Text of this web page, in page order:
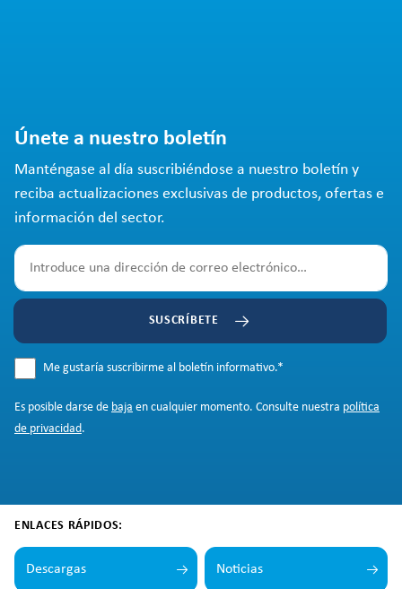
Únete a nuestro boletín
Manténgase al día suscribiéndose a nuestro boletín y
reciba actualizaciones exclusivas de productos, ofertas e
información del sector.
SUSCRÍBETE
Me gustaría suscribirme al boletín informativo.*
Es posible darse de baja en cualquier momento. Consulte nuestra política
de privacidad.
ENLACES RÁPIDOS:
Descargas Noticias